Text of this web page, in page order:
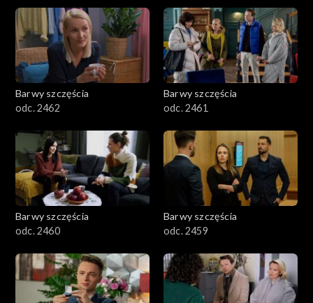
Barwy szczęścia
odc. 2462
Barwy szczęścia
odc. 2461
Barwy szczęścia
odc. 2460
Barwy szczęścia
odc. 2459